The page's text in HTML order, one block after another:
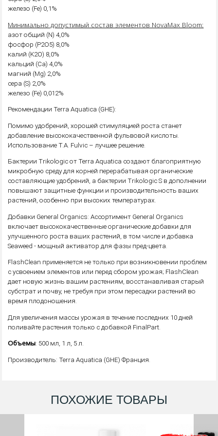
железо (Fe) 0,1%
Минимально допустимый состав элементов NovaMax Bloom:
азот общий (N) 4,0%
фосфор (P2O5) 8,0%
калий (K2O) 8,0%
кальций (Ca) 4,0%
магний (Mg) 2,0%
сера (S) 2,0%
железо (Fe) 0,012%
Рекомендации Terra Aquatica (GHE):
Помимо удобрений, хорошей стимуляцией роста станет
добавление высококачественной фульвовой кислоты.
Использование T.A. Fulvic – лучшее решение.
Бактерии Trikologic от Terra Aquatica создают благоприятную
микробную среду для корней перерабатывая органические
составляющие удобрений, а бактерии Trikologic S в дополнении
повышают защитные функции и производительность ваших
растений, особенно при высоких температурах.
Добавки General Organics: Ассортимент General Organics
включает высококачественные органические добавки для
улучшенного роста ваших растений, в том числе и добавка
Seaweed - мощный активатор для фазы пред-цвета.
FlashClean применяется не только при возникновении проблем
с усвоением элементов или перед сбором урожая; FlashClean
дает новую жизнь вашим растениям, восстанавливая старый
субстрат и почву, не требуя при этом пересадки растений во
время плодоношения.
Для увеличения массы урожая в течение последних 10 дней
поливайте растения только c добавкой FinalPart.
Объемы: 500 мл, 1 л, 5 л.
Производитель: Terra Aquatica (GHE) Франция.
ПОХОЖИЕ ТОВАРЫ